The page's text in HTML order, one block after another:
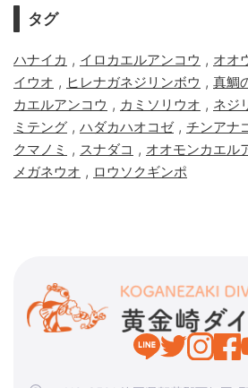
タグ
ハナイカ , イロカエルアンコウ , オオ
イウオ , ヒレナガネジリンボウ , 真鯛
カエルアンコウ , カミソリウオ , ネジ
ミテング , ハダカハオコゼ, チンアナ
クマノミ , スナダコ , オオモンカエル
メガネウオ , ロウソクギンポ